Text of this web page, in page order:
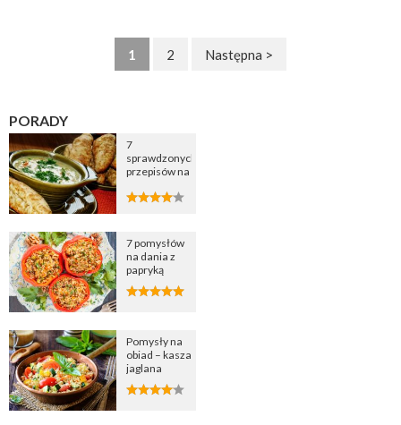
1 2 Następna >
PORADY
7
sprawdzonych
przepisów na
cebulową
7 pomysłów
na dania z
papryką
Pomysły na
obiad – kasza
jaglana